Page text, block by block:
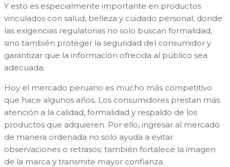
Y esto es especialmente importante en productos
vinculados con salud, belleza y cuidado personal, donde
las exigencias regulatorias no solo buscan formalidad,
sino también proteger la seguridad del consumidor y
garantizar que la información ofrecida al público sea
adecuada.
Hoy el mercado peruano es mucho más competitivo
que hace algunos años. Los consumidores prestan más
atención a la calidad, formalidad y respaldo de los
productos que adquieren. Por ello, ingresar al mercado
de manera ordenada no solo ayuda a evitar
observaciones o retrasos; también fortalece la imagen
de la marca y transmite mayor confianza.